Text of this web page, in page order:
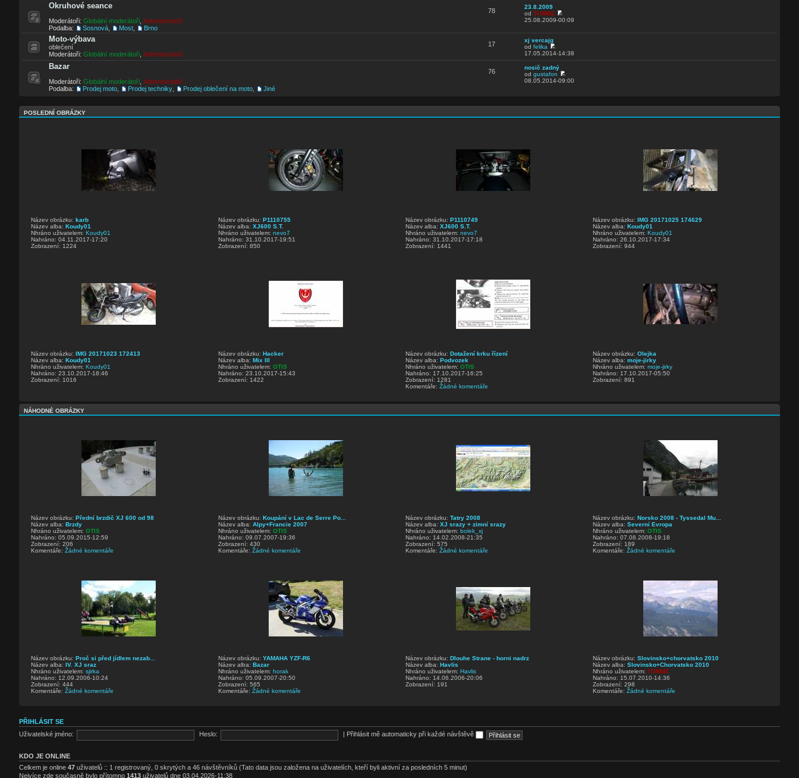
Okruhové seance
Moderátoři: Globální moderátoři Administrátoři
Podalba:
Sosnová Most Brno
78
23.8.2009
odTOMMZ
25.08.2009-00:09
Moto-výbava
oblečení
Moderátoři: Globální moderátoři Administrátoři
17
xj vercajg
odfelika
17.05.2014-14:38
Bazar
Moderátoři: Globální moderátoři Administrátoři
Podalba:
Prodej moto Prodej techniky Prodej oblečení na moto Jiné
76
nosič zadný
odgustafon
08.05.2014-09:00
POSLEDNÍ OBRÁZKY
Název obrázku: karb
Název alba: Koudy01
Nhráno uživatelem: Koudy01
Nahráno: 04.11.2017-17:20
Zobrazení: 1224
Název obrázku: P1110755
Název alba: XJ600 S.T.
Nhráno uživatelem: nevo7
Nahráno: 31.10.2017-19:51
Zobrazení: 850
Název obrázku: P1110749
Název alba: XJ600 S.T.
Nhráno uživatelem: nevo7
Nahráno: 31.10.2017-17:18
Zobrazení: 1441
Název obrázku: IMG 20171025 174629
Název alba: Koudy01
Nhráno uživatelem: Koudy01
Nahráno: 26.10.2017-17:34
Zobrazení: 944
Název obrázku: IMG 20171023 172413
Název alba: Koudy01
Nhráno uživatelem: Koudy01
Nahráno: 23.10.2017-18:46
Zobrazení: 1016
Název obrázku: Hacker
Název alba: Mix III
Nhráno uživatelem: OTIS
Nahráno: 23.10.2017-15:43
Zobrazení: 1422
Název obrázku: Dotažení krku řízení
Název alba: Podvozek
Nhráno uživatelem: OTIS
Nahráno: 17.10.2017-16:25
Zobrazení: 1281
Komentáře: Žádné komentáře
Název obrázku: Olejka
Název alba: moje-jirky
Nhráno uživatelem: moje-jirky
Nahráno: 17.10.2017-05:50
Zobrazení: 891
NÁHODNÉ OBRÁZKY
Název obrázku: Přední brzdič XJ 600 od 98
Název alba: Brzdy
Nhráno uživatelem: OTIS
Nahráno: 05.09.2015-12:59
Zobrazení: 206
Komentáře: Žádné komentáře
Název obrázku: Koupání v Lac de Serre Po...
Název alba: Alpy+Francie 2007
Nhráno uživatelem: OTIS
Nahráno: 09.07.2007-19:36
Zobrazení: 430
Komentáře: Žádné komentáře
Název obrázku: Tatry 2008
Název alba: XJ srazy + zimní srazy
Nhráno uživatelem: bolek_xj
Nahráno: 14.02.2008-21:35
Zobrazení: 575
Komentáře: Žádné komentáře
Název obrázku: Norsko 2008 - Tyssedal Mu...
Název alba: Severní Evropa
Nhráno uživatelem: OTIS
Nahráno: 07.08.2008-19:18
Zobrazení: 189
Komentáře: Žádné komentáře
Název obrázku: Proč si před jídlem nezab...
Název alba: IV. XJ sraz
Nhráno uživatelem: sjirka
Nahráno: 12.09.2006-10:24
Zobrazení: 444
Komentáře: Žádné komentáře
Název obrázku: YAMAHA YZF-R6
Název alba: Bazar
Nhráno uživatelem: horak
Nahráno: 05.09.2007-20:50
Zobrazení: 565
Komentáře: Žádné komentáře
Název obrázku: Dlouhe Strane - horni nadrz
Název alba: Havlis
Nhráno uživatelem: Havlis
Nahráno: 14.06.2006-20:06
Zobrazení: 191
Název obrázku: Slovinsko+chorvatsko 2010
Název alba: Slovinsko+Chorvatsko 2010
Nhráno uživatelem: TOMMZ
Nahráno: 15.07.2010-14:36
Zobrazení: 298
Komentáře: Žádné komentáře
PŘIHLÁSIT SE
Uživatelské jméno:
Heslo: Přihlásit mě automaticky při každé návštěvě
KDO JE ONLINE
Celkem je online 47 uživatelů :: 1 registrovaný, 0 skrytých a 46 návštěvníků (Tato data jsou založena na uživatelích, kteří byli aktivní za posledních 5 minut)
Nejvíce zde současně bylo přítomno 1413 uživatelů dne 03.04.2026-11:38